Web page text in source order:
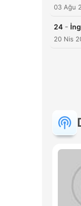
03 Ağu
24 -
20 Nis